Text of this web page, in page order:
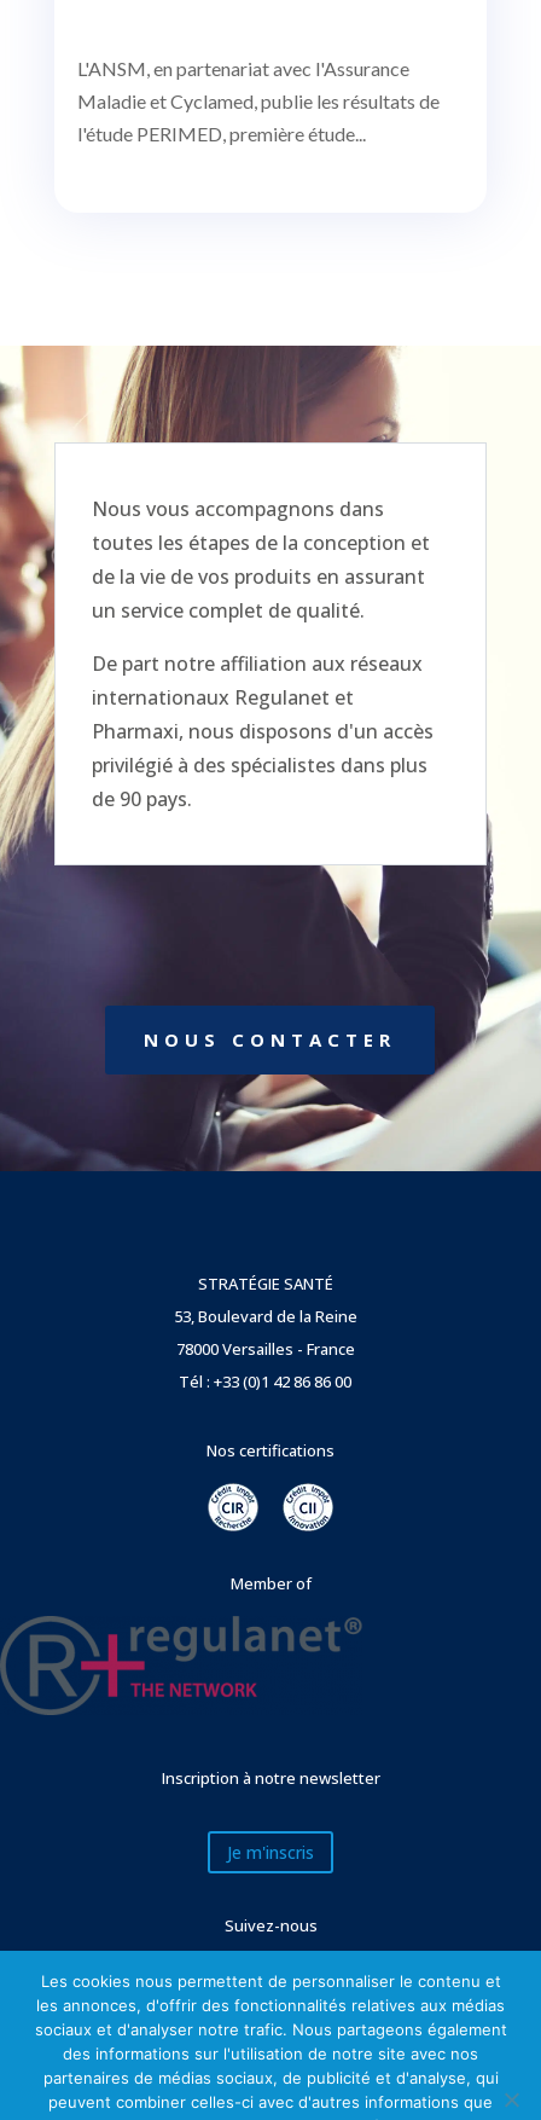
L'ANSM, en partenariat avec l'Assurance
Maladie et Cyclamed, publie les résultats de
l'étude PERIMED, première étude...
Nous vous accompagnons dans
toutes les étapes de la conception et
de la vie de vos produits en assurant
un service complet de qualité.
De part notre affiliation aux réseaux
internationaux Regulanet et
Pharmaxi, nous disposons d'un accès
privilégié à des spécialistes dans plus
de 90 pays.
NOUS CONTACTER
STRATÉGIE SANTÉ
53, Boulevard de la Reine
78000 Versailles - France
Tél : +33 (0)1 42 86 86 00
Nos certifications
Member of
Inscription à notre newsletter
Je m'inscris
Suivez-nous
Les cookies nous permettent de personnaliser le contenu et
les annonces, d'offrir des fonctionnalités relatives aux médias
sociaux et d'analyser notre trafic. Nous partageons également
des informations sur l'utilisation de notre site avec nos
partenaires de médias sociaux, de publicité et d'analyse, qui
peuvent combiner celles-ci avec d'autres informations que